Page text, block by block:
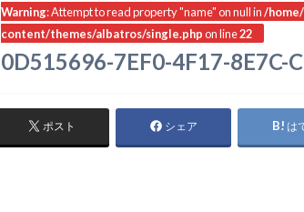
Warning: Attempt to read property "name" on null in /
content/themes/albatros/single.phpon line22
0D515696-7EF0-4F17-8E7C-
ポスト シェア は